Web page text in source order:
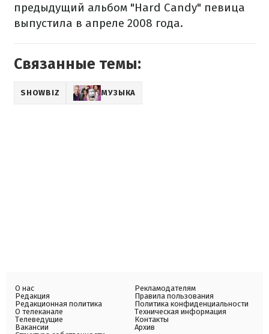
предыдущий альбом "Hard Candy" певица
выпустила в апреле 2008 года.
Связанные темы:
SHOWBIZ МУЗЫКА
О нас
Редакция
Редакционная политика
О телеканале
Телеведущие
Вакансии
Рекламодателям
Правила пользования
Политика конфиденциальности
Техническая информация
Контакты
Архив